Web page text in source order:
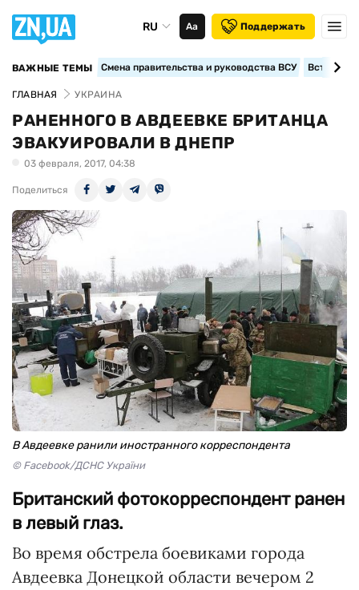
RU Аа Поддержать
ВАЖНЫЕ ТЕМЫ Смена правительства и руководства ВСУ
ГЛАВНАЯ УКРАИНА
РАНЕННОГО В АВДЕЕВКЕ БРИТАНЦА
ЭВАКУИРОВАЛИ В ДНЕПР
03 февраля, 2017, 04:38
Поделиться
В Авдеевке ранили иностранного корреспондента
© Facebook/ДСНС України
Британский фотокорреспондент ранен
в левый глаз.
Во время обстрела боевиками города
Авдеевка Донецкой области вечером 2